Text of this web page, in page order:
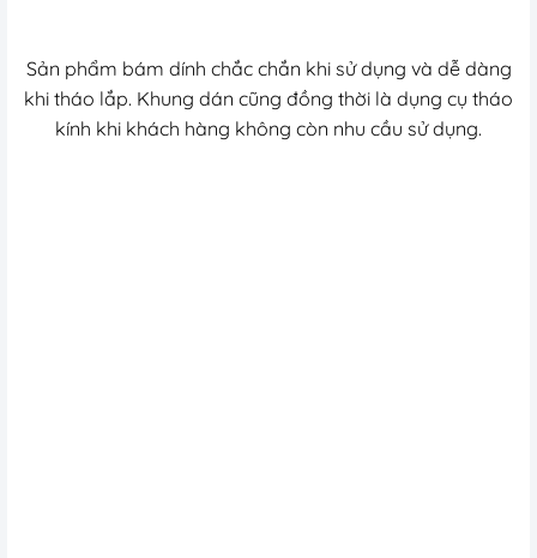
Sản phẩm bám dính chắc chắn khi sử dụng và dễ dàng
khi tháo lắp. Khung dán cũng đồng thời là dụng cụ tháo
kính khi khách hàng không còn nhu cầu sử dụng.